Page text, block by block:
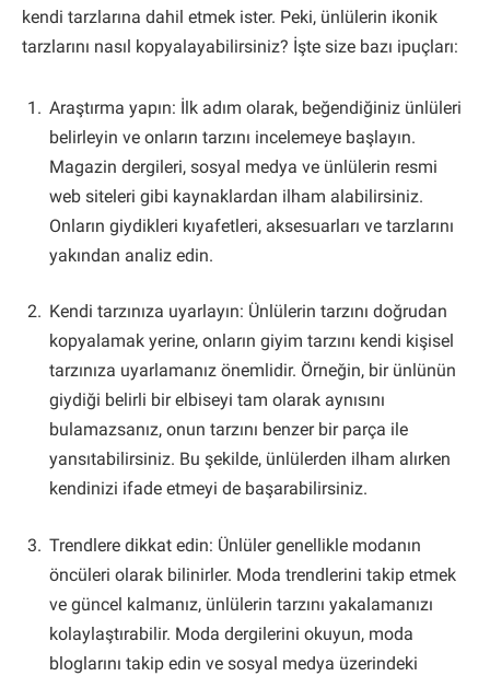
kendi tarzlarına dahil etmek ister. Peki, ünlülerin ikonik
tarzlarını nasıl kopyalayabilirsiniz? İşte size bazı ipuçları:
Araştırma yapın: İlk adım olarak, beğendiğiniz ünlüleri
belirleyin ve onların tarzını incelemeye başlayın.
Magazin dergileri, sosyal medya ve ünlülerin resmi
web siteleri gibi kaynaklardan ilham alabilirsiniz.
Onların giydikleri kıyafetleri, aksesuarları ve tarzlarını
yakından analiz edin.
Kendi tarzınıza uyarlayın: Ünlülerin tarzını doğrudan
kopyalamak yerine, onların giyim tarzını kendi kişisel
tarzınıza uyarlamanız önemlidir. Örneğin, bir ünlünün
giydiği belirli bir elbiseyi tam olarak aynısını
bulamazsanız, onun tarzını benzer bir parça ile
yansıtabilirsiniz. Bu şekilde, ünlülerden ilham alırken
kendinizi ifade etmeyi de başarabilirsiniz.
Trendlere dikkat edin: Ünlüler genellikle modanın
öncüleri olarak bilinirler. Moda trendlerini takip etmek
ve güncel kalmanız, ünlülerin tarzını yakalamanızı
kolaylaştırabilir. Moda dergilerini okuyun, moda
bloglarını takip edin ve sosyal medya üzerindeki